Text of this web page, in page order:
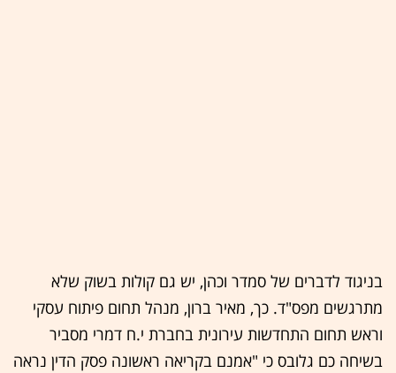
בניגוד לדברים של סמדר וכהן, יש גם קולות בשוק שלא
מתרגשים מפס"ד. כך, מאיר ברון, מנהל תחום פיתוח עסקי
וראש תחום התחדשות עירונית בחברת י.ח דמרי מסביר
בשיחה כם גלובס כי "אמנם בקריאה ראשונה פסק הדין נראה